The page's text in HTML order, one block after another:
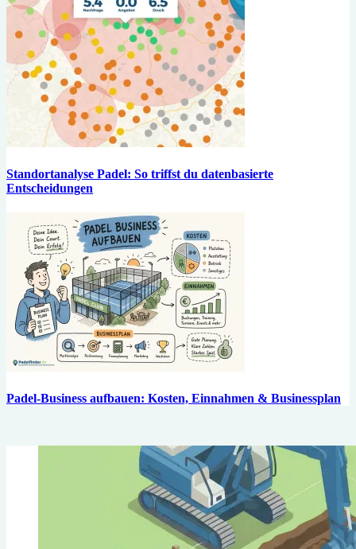
Standortanalyse Padel: So triffst du datenbasierte
Entscheidungen
Padel-Business aufbauen: Kosten, Einnahmen & Businessplan